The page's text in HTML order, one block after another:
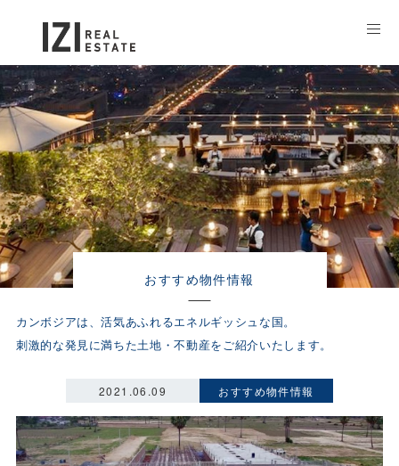
おすすめ物件情報
カンボジアは、活気あふれるエネルギッシュな国。
刺激的な発見に満ちた土地・不動産をご紹介いたします。
2021.06.09 おすすめ物件情報